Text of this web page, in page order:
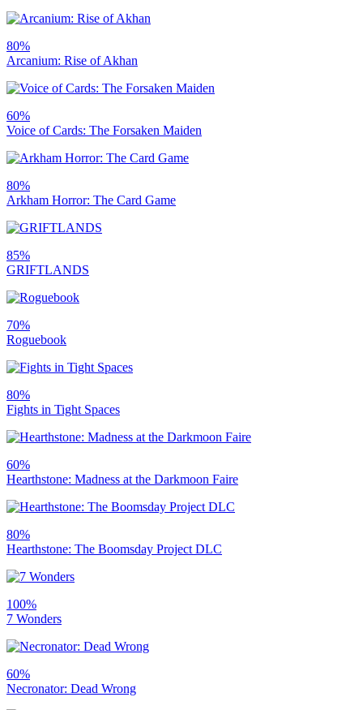
80%
Arcanium: Rise of Akhan
60%
Voice of Cards: The Forsaken Maiden
80%
Arkham Horror: The Card Game
85%
GRIFTLANDS
70%
Roguebook
80%
Fights in Tight Spaces
60%
Hearthstone: Madness at the Darkmoon Faire
80%
Hearthstone: The Boomsday Project DLC
100%
7 Wonders
60%
Necronator: Dead Wrong